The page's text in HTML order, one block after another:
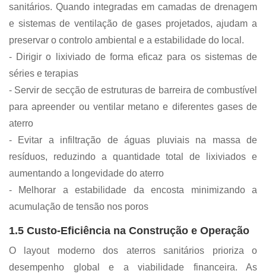
sanitários. Quando integradas em camadas de drenagem
e sistemas de ventilação de gases projetados, ajudam a
preservar o controlo ambiental e a estabilidade do local.
- Dirigir o lixiviado de forma eficaz para os sistemas de
séries e terapias
- Servir de secção de estruturas de barreira de combustível
para apreender ou ventilar metano e diferentes gases de
aterro
- Evitar a infiltração de águas pluviais na massa de
resíduos, reduzindo a quantidade total de lixiviados e
aumentando a longevidade do aterro
- Melhorar a estabilidade da encosta minimizando a
acumulação de tensão nos poros
1.5 Custo-Eficiência na Construção e Operação
O layout moderno dos aterros sanitários prioriza o
desempenho global e a viabilidade financeira. As